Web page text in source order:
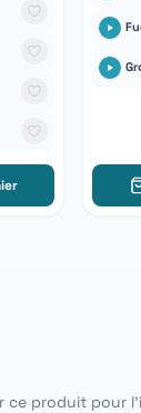
ce produit pour